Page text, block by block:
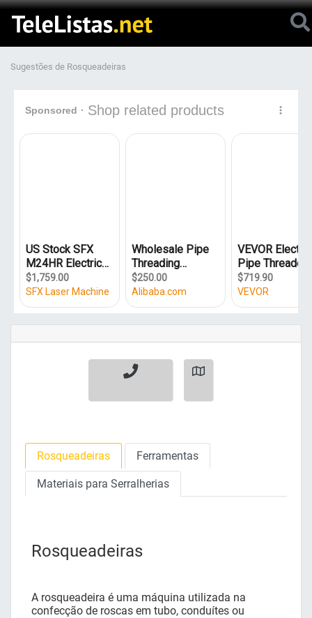
Sugestões de Rosqueadeiras
Rosqueadeiras Ferramentas
Materiais para Serralherias
Rosqueadeiras
A rosqueadeira é uma máquina utilizada na
confecção de roscas em tubo, conduítes ou